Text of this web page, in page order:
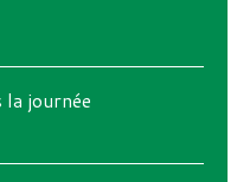
la journée